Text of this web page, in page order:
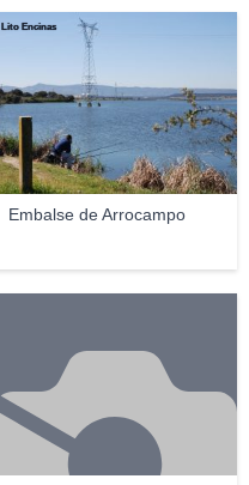
Embalse de Arrocampo
Lito Encinas